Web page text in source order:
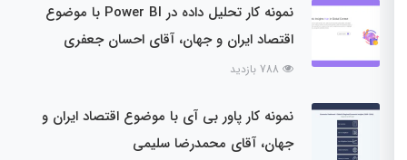
نمونه کار تحلیل داده در Power BI با موضوع
اقتصاد ایران و جهان، آقای احسان جعفری
788 بازدید
نمونه کار پاور بی آی با موضوع اقتصاد ایران و
جهان، آقای محمدرضا سلیمی